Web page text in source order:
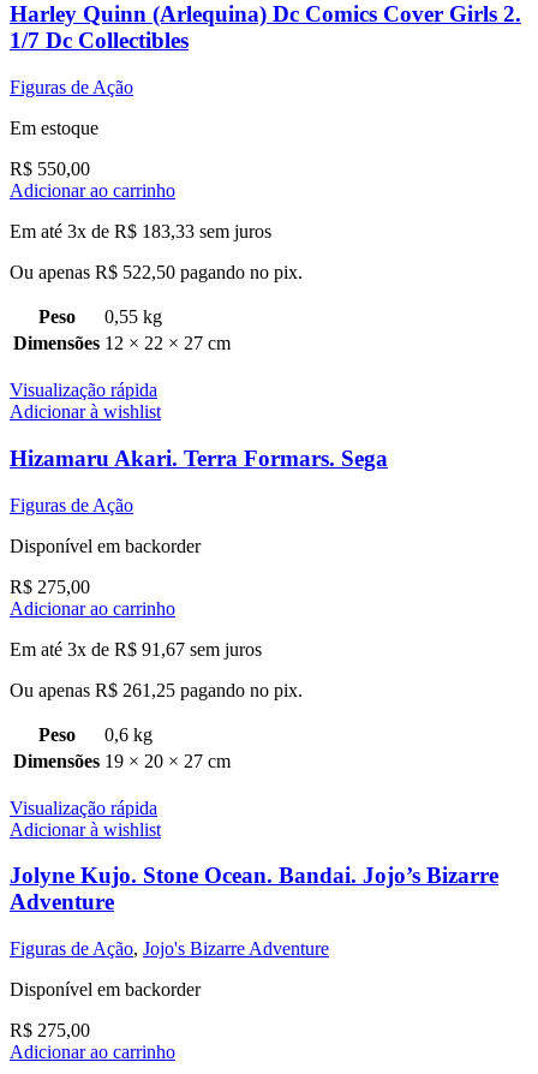
Harley Quinn (Arlequina) Dc Comics Cover Girls 2.
1/7 Dc Collectibles
Figuras de Ação
Em estoque
R$ 550,00
Adicionar ao carrinho
Em até 3x de R$ 183,33 sem juros
Ou apenas R$ 522,50 pagando no pix.
Peso
0,55 kg
Dimensões 12 × 22 × 27 cm
Visualização rápida
Adicionar à wishlist
Hizamaru Akari. Terra Formars. Sega
Figuras de Ação
Disponível em backorder
R$ 275,00
Adicionar ao carrinho
Em até 3x de R$ 91,67 sem juros
Ou apenas R$ 261,25 pagando no pix.
Peso
0,6 kg
Dimensões 19 × 20 × 27 cm
Visualização rápida
Adicionar à wishlist
Jolyne Kujo. Stone Ocean. Bandai. Jojo’s Bizarre
Adventure
Figuras de Ação, Jojo's Bizarre Adventure
Disponível em backorder
R$ 275,00
Adicionar ao carrinho